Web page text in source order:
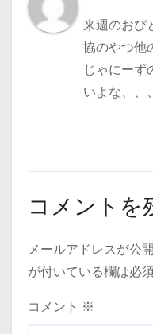
来週のおぴ
協のやつ他
じゃにーず
いよな、、、
コメントを
メールアドレスが公
が付いている欄は必
コメント ※